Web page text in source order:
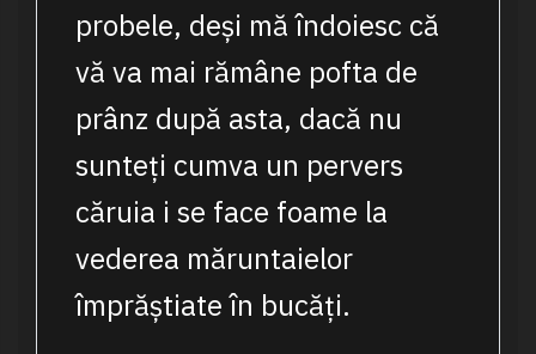
probele, deși mă îndoiesc că
vă va mai rămâne pofta de
prânz după asta, dacă nu
sunteți cumva un pervers
căruia i se face foame la
vederea măruntaielor
împrăștiate în bucăți.